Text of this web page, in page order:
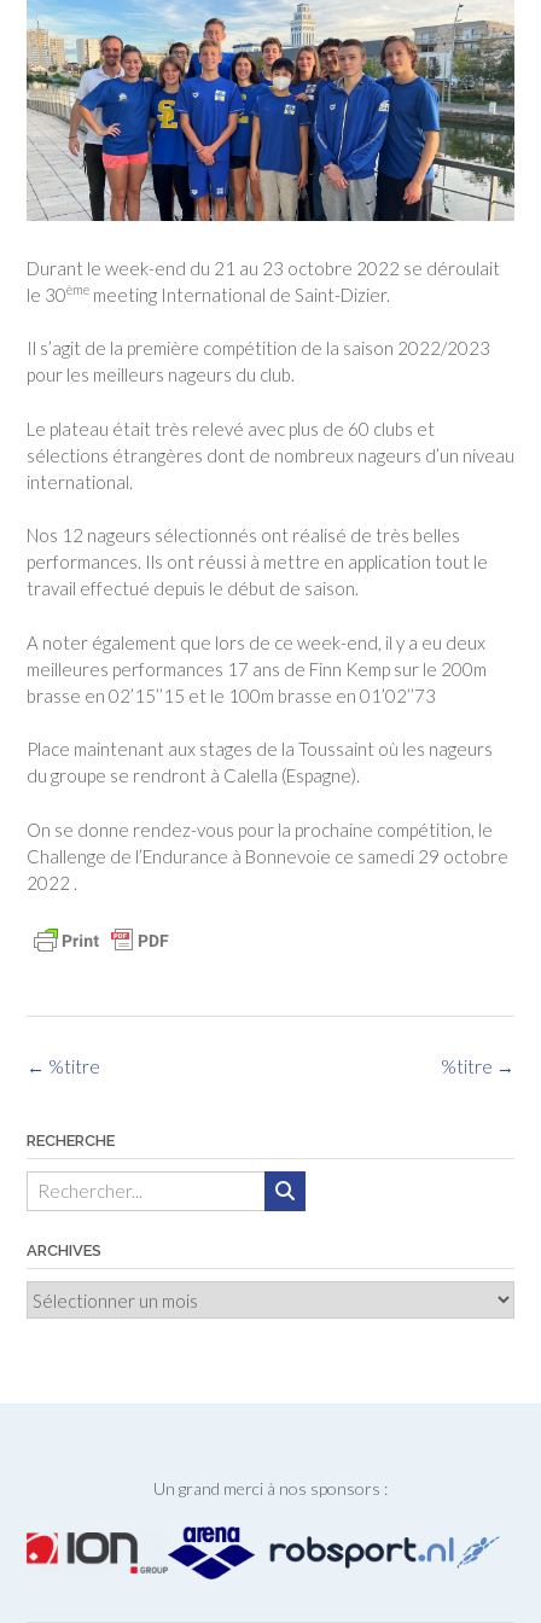
Durant le week-end du 21 au 23 octobre 2022 se déroulait
le 30ème meeting International de Saint-Dizier.
Il s’agit de la première compétition de la saison 2022/2023
pour les meilleurs nageurs du club.
Le plateau était très relevé avec plus de 60 clubs et
sélections étrangères dont de nombreux nageurs d’un niveau
international.
Nos 12 nageurs sélectionnés ont réalisé de très belles
performances. Ils ont réussi à mettre en application tout le
travail effectué depuis le début de saison.
A noter également que lors de ce week-end, il y a eu deux
meilleures performances 17 ans de Finn Kemp sur le 200m
brasse en 02’15’’15 et le 100m brasse en 01’02’’73
Place maintenant aux stages de la Toussaint où les nageurs
du groupe se rendront à Calella (Espagne).
On se donne rendez-vous pour la prochaine compétition, le
Challenge de l’Endurance à Bonnevoie ce samedi 29 octobre
2022 .
Navigation
%titre →
← %titre
RECHERCHE
ARCHIVES
Archives
Un grand merci à nos sponsors :